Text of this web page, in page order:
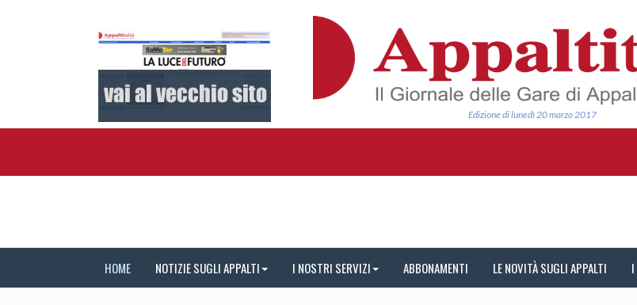
Edizione di lunedì 20 marzo 2017
HOME NOTIZIE SUGLI APPALTI I NOSTRI SERVIZI ABBONAMENTI LE NOVITÀ SUGLI APPALTI I